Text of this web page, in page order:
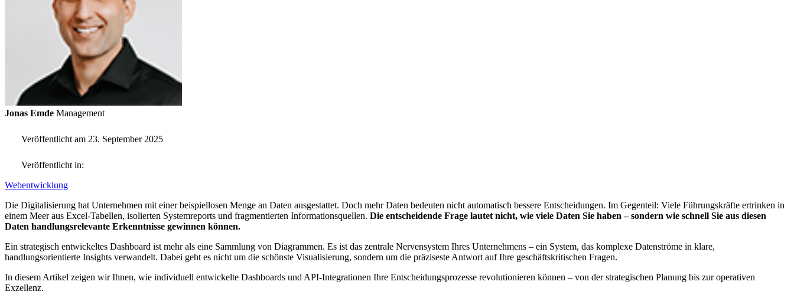
Jonas Emde Management
Veröffentlicht am 23. September 2025
Veröffentlicht in:
Webentwicklung
Die Digitalisierung hat Unternehmen mit einer beispiellosen Menge an Daten ausgestattet. Doch mehr Daten bedeuten nicht automatisch bessere Entscheidungen. Im Gegenteil: Viele Führungskräfte ertrinken in
einem Meer aus Excel-Tabellen, isolierten Systemreports und fragmentierten Informationsquellen. Die entscheidende Frage lautet nicht, wie viele Daten Sie haben – sondern wie schnell Sie aus diesen
Daten handlungsrelevante Erkenntnisse gewinnen können.
Ein strategisch entwickeltes Dashboard ist mehr als eine Sammlung von Diagrammen. Es ist das zentrale Nervensystem Ihres Unternehmens – ein System, das komplexe Datenströme in klare,
handlungsorientierte Insights verwandelt. Dabei geht es nicht um die schönste Visualisierung, sondern um die präziseste Antwort auf Ihre geschäftskritischen Fragen.
In diesem Artikel zeigen wir Ihnen, wie individuell entwickelte Dashboards und API-Integrationen Ihre Entscheidungsprozesse revolutionieren können – von der strategischen Planung bis zur operativen
Exzellenz.